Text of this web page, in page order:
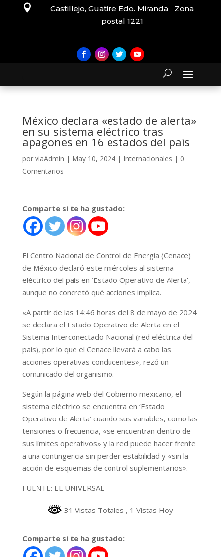

Castillejo, Guatire Edo. Miranda Zona
postal 1221
México declara «estado de alerta»
en su sistema eléctrico tras
apagones en 16 estados del país
por viaAdmin | May 10, 2024| Internacionales | 0
Comentarios
Comparte si te ha gustado:
El Centro Nacional de Control de Energía (Cenace)
de México declaró este miércoles al sistema
eléctrico del país en ‘Estado Operativo de Alerta’,
aunque no concretó qué acciones implica.
«A partir de las 14:46 horas del 8 de mayo de 2024
se declara el Estado Operativo de Alerta en el
Sistema Interconectado Nacional (red eléctrica del
país), por lo que el Cenace llevará a cabo las
acciones operativas conducentes», rezó un
comunicado del organismo.
Según la página web del Gobierno mexicano, el
sistema eléctrico se encuentra en ‘Estado
Operativo de Alerta’ cuando sus variables, como las
tensiones o frecuencia, «se encuentran dentro de
sus límites operativos» y la red puede hacer frente
a una contingencia sin perder estabilidad y «sin la
acción de esquemas de control suplementarios».
FUENTE: EL UNIVERSAL
31 Vistas Totales , 1 Vistas Hoy
Comparte si te ha gustado: